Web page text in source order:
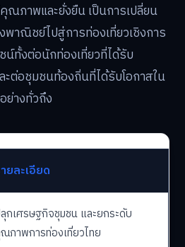
คุณภาพและยั่งยืน เป็นการเปลี่ยน
พาณิชย์ไปสู่การท่องเที่ยวเชิงการ
น์ทั้งต่อนักท่องเที่ยวที่ได้รับ
ต่อชุมชนท้องถิ่นที่ได้รับโอกาสใน
ย่างทั่วถึง
ยละเอียด
กเศรษฐกิจชุมชน และยกระดับ
ภาพการท่องเที่ยวไทย